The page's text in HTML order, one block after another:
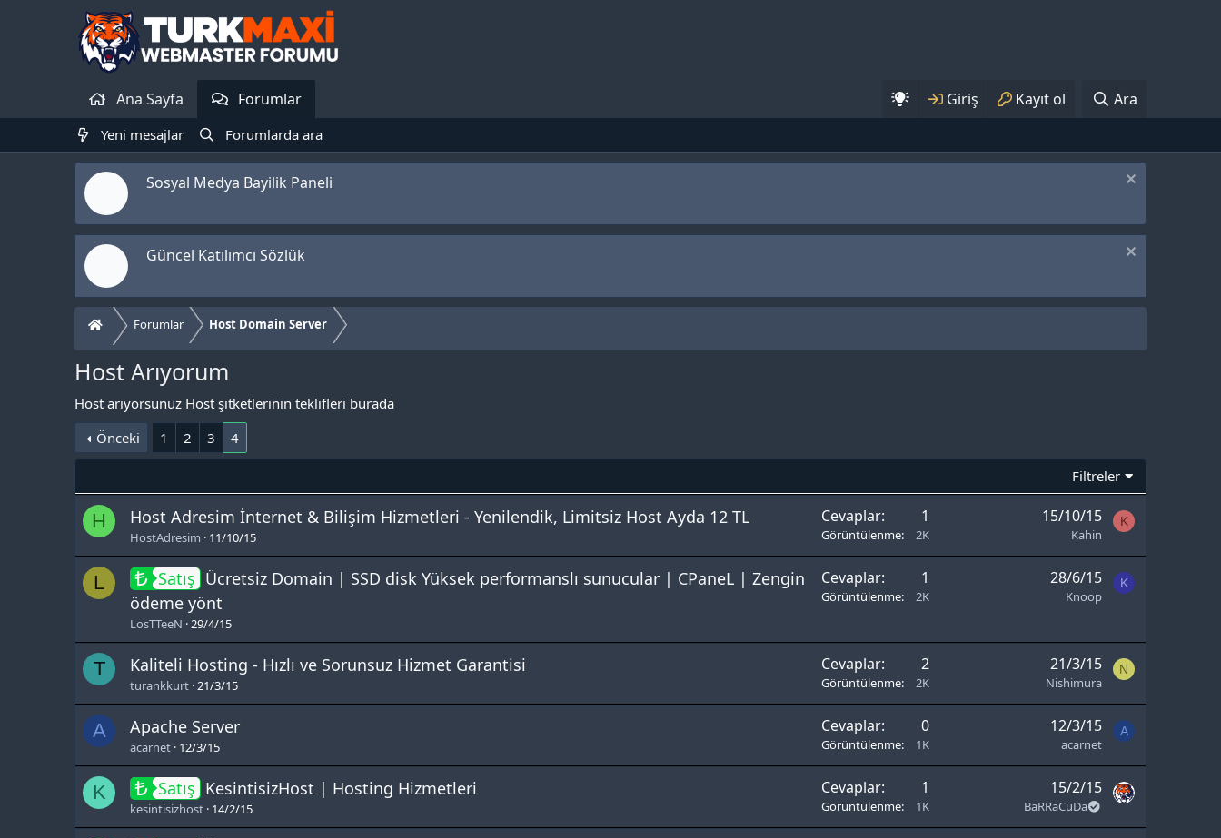
Ana Sayfa Forumlar Giriş Kayıt ol Ara
Yeni mesajlar Forumlarda ara
Sosyal Medya Bayilik Paneli
Güncel Katılımcı Sözlük
Forumlar Host Domain Server
Host Arıyorum
Host arıyorsunuz Host şitketlerinin teklifleri burada
Önceki
1 2 3 4
Filtreler
H Host Adresim İnternet & Bilişim Hizmetleri - Yenilendik, Limitsiz Host Ayda 12 TL
HostAdresim 11/10/15
Cevaplar 1
Görüntülenme 2K
15/10/15
Kahin
K
L Satış Ücretsiz Domain | SSD disk Yüksek performanslı sunucular | CPaneL | Zengin
ödeme yönt
LosTTeeN 29/4/15
Cevaplar 1
Görüntülenme 2K
28/6/15
Knoop
K
T Kaliteli Hosting - Hızlı ve Sorunsuz Hizmet Garantisi
turankkurt 21/3/15
Cevaplar 2
Görüntülenme 2K
21/3/15
Nishimura
N
A Apache Server
acarnet 12/3/15
Cevaplar 0
Görüntülenme 1K
12/3/15
acarnet
A
K Satış KesintisizHost | Hosting Hizmetleri
kesintisizhost 14/2/15
Cevaplar 1
Görüntülenme 1K
15/2/15
BaRRaCuDa